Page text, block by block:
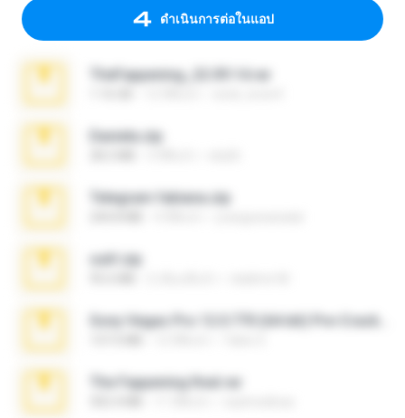
ดำเนินการต่อในแอป
TheFappening_22.09.14.rar
Daniela.zip
Telegram fabiana.zip
ouh!.zip
The Fappening final.rar